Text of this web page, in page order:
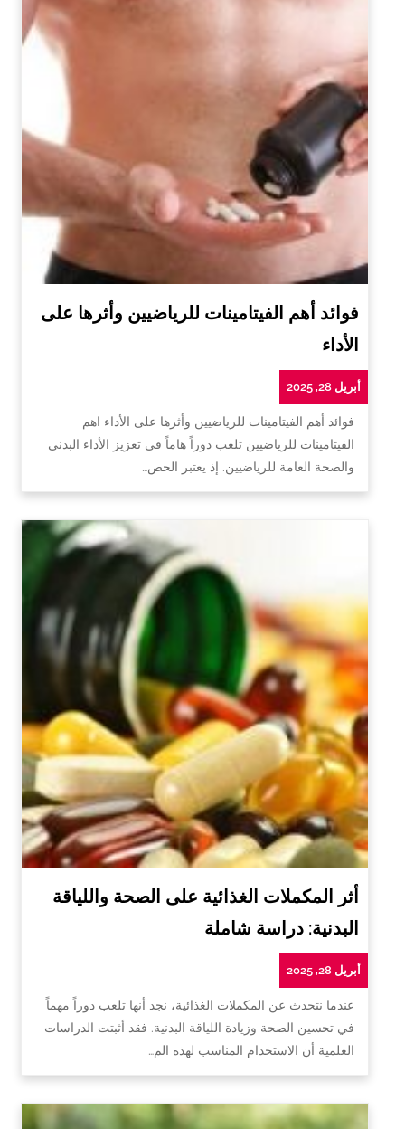
فوائد أهم الفيتامينات للرياضيين وأثرها على
الأداء
أبريل 28, 2025
فوائد أهم الفيتامينات للرياضيين وأثرها على الأداء اهم
الفيتامينات للرياضيين تلعب دوراً هاماً في تعزيز الأداء البدني
والصحة العامة للرياضيين. إذ يعتبر الحص…
أثر المكملات الغذائية على الصحة واللياقة
البدنية: دراسة شاملة
أبريل 28, 2025
عندما نتحدث عن المكملات الغذائية، نجد أنها تلعب دوراً مهماً
في تحسين الصحة وزيادة اللياقة البدنية. فقد أثبتت الدراسات
العلمية أن الاستخدام المناسب لهذه الم…